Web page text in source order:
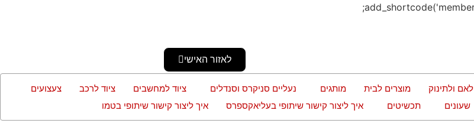
לאזור האישי
לאם ולתינוק מוצרים לבית מותגים נעליים סניקרס וסנדלים ציוד למחשבים ציוד לרכב
צעצועים
שעונים תכשיטים איך ליצור קישור שיתופי בעליאקספרס איך ליצור קישור שיתופי בטמו